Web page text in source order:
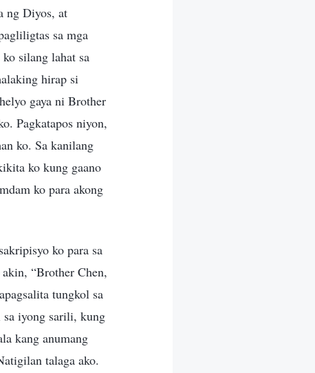
ng Diyos, at
sa mga
silang lahat sa
hirap si
gaya ni Brother
Pagkatapos niyon,
ko. Sa kanilang
ko kung gaano
ko para akong
ko para sa
“Brother Chen,
tungkol sa
sa iyong sarili, kung
kang anumang
talaga ako.